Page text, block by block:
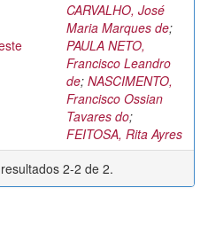
CARVALHO, José
Maria Marques de;
PAULA NETO,
Francisco Leandro
de; NASCIMENTO,
Francisco Ossian
Tavares do;
FEITOSA, Rita Ayres
2-2 de 2.